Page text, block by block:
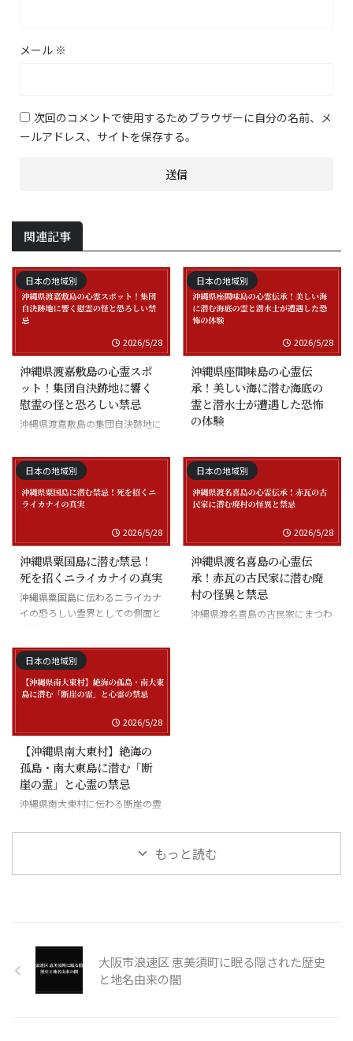
メール ※
次回のコメントで使用するためブラウザーに自分の名前、メ
ールアドレス、サイトを保存する。
関連記事
日本の地域別
2026/5/28
沖縄県渡嘉敷島の心霊スポ
ット！集団自決跡地に響く
慰霊の怪と恐ろしい禁忌
沖縄県渡嘉敷島の集団自決跡地に
日本の地域別
2026/5/28
沖縄県座間味島の心霊伝
承！美しい海に潜む海底の
霊と潜水士が遭遇した恐怖
の体験
士の怪談
日本の地域別
2026/5/28
沖縄県粟国島に潜む禁忌！
死を招くニライカナイの真実
沖縄県粟国島に伝わるニライカナ
イの恐ろしい霊界としての側面と
日本の地域別
2026/5/28
沖縄県渡名喜島の心霊伝
承！赤瓦の古民家に潜む廃
村の怪異と禁忌
沖縄県渡名喜島の古民家にまつわ
日本の地域別
2026/5/28
【沖縄県南大東村】絶海の
孤島・南大東島に潜む「断
崖の霊」と心霊の禁忌
沖縄県南大東村に伝わる断崖の霊
もっと読む
大阪市浪速区 恵美須町に眠る隠された歴史
と地名由来の闇